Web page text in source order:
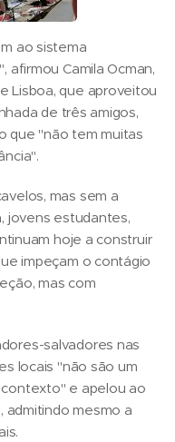
ao sistema
afirmou Camila Ocman,
Lisboa, que aproveitou
de três amigos,
que "não tem muitas
mas sem a
jovens estudantes,
hoje a construir
impeçam o contágio
mas com
salvadores nas
locais "não são um
e apelou ao
admitindo mesmo a